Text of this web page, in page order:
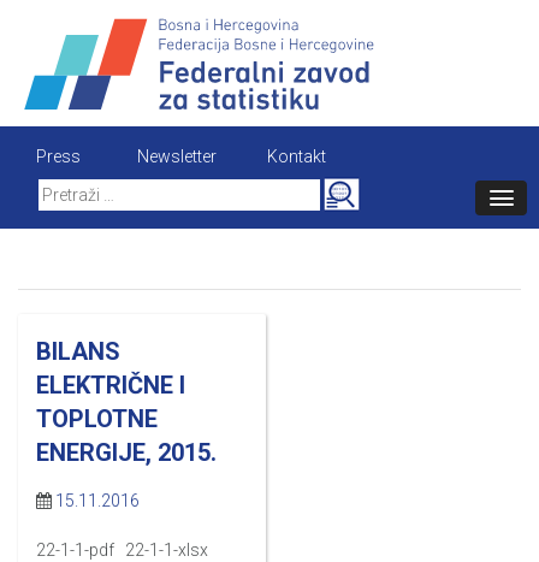
content
Press Newsletter
Kontakt
Search
for:
BILANS
ELEKTRIČNE I
TOPLOTNE
ENERGIJE, 2015.
15.11.2016
22-1-1-pdf 22-1-1-xlsx